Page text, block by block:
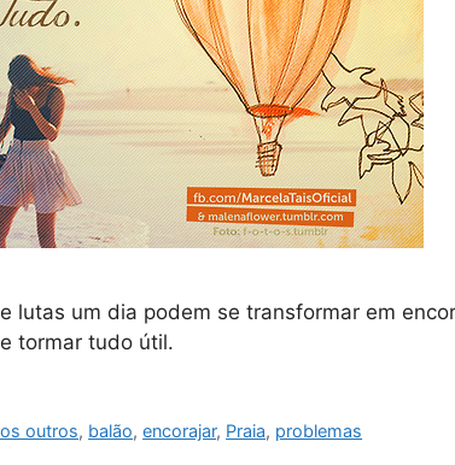
lutas um dia podem se transformar em
tormar tudo útil.
outros, balão,encorajar, Praia, problemas